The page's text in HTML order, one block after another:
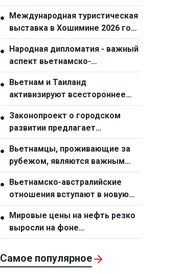
АТЭС-2027
● Международная туристическая
выставка в Хошимине 2026 года
станет самой масштабной за
всю историю
● Народная дипломатия - важный
аспект вьетнамско-
австралийских отношений
● Вьетнам и Таиланд
активизируют всестороннее
сотрудничество
● Законопроект о городском
развитии предлагает
специальный механизм для
города Хошимин
● Вьетнамцы, проживающие за
рубежом, являются важным
стратегическим ресурсом,
способствующим укреплению
национальной мощи
● Вьетнамско-австралийские
отношения вступают в новую
фазу развития
● Мировые цены на нефть резко
выросли на фоне
напряженности на Ближнем
Самое популярное